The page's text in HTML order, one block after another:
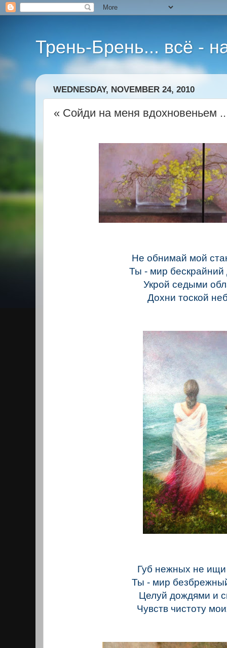
Трень-Брень... всё -
WEDNESDAY, NOVEMBER 24, 2010
« Сойди на меня вдохновеньем
Не обнимай мой
Ты - мир бескрайний
Укрой седыми
Дохни тоской
Губ нежных не ищи
Ты - мир
Целуй дождями и
Чувств чистоту